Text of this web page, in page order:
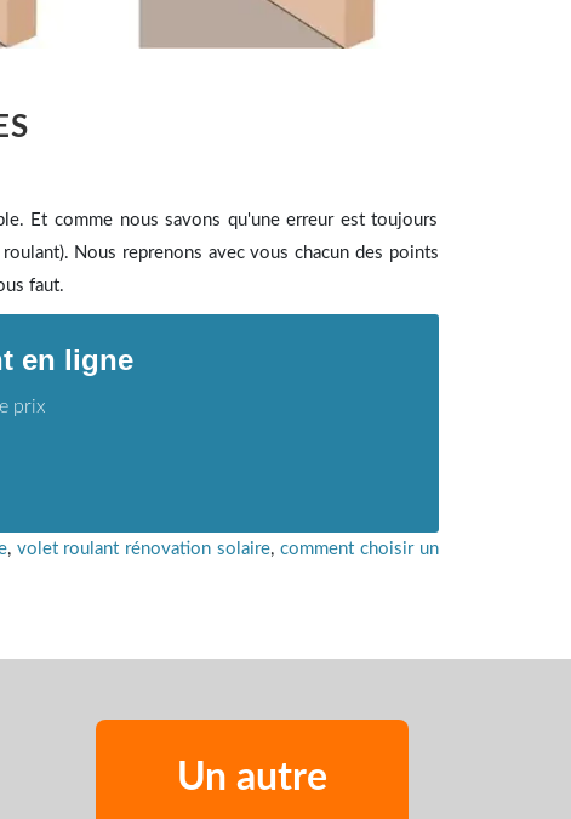
Et comme nous savons qu'une erreur est toujours
Nous reprenons avec vous chacun des points
faut.
en ligne
prix
, volet roulant rénovation solaire, comment choisir un
Un autre